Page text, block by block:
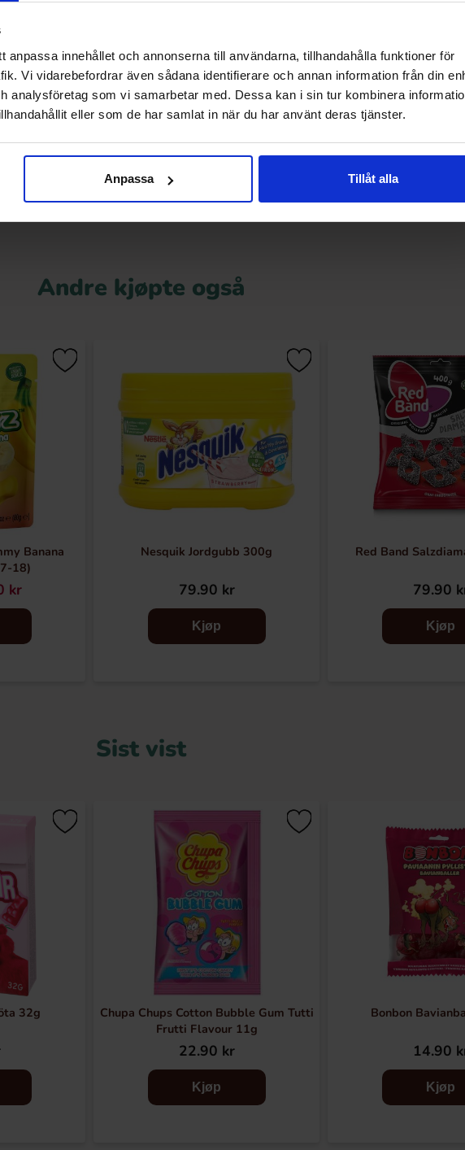
anpassa innehållet och annonserna till användarna, tillhandahålla funktioner för
Vi vidarebefordrar även sådana identifierare och annan information från din
analysföretag som vi samarbetar med. Dessa kan i sin tur kombinera
eller som de har samlat in när du har använt deras tjänster.
Anpassa Tillåt alla
120g Big Baby Pop 32g (1st)
22.90 kr
Mega Push Pop
Andre kjøpte også
Banana
18)
kr
Nesquik Jordgubb 300g
79.90 kr
Kjøp
Red Band
79.90
Kjøp
Sist vist
32g
Chupa Chups Cotton Bubble Gum Tutti
Frutti Flavour 11g
22.90 kr
Kjøp
Bonbon
14.90
Kjøp